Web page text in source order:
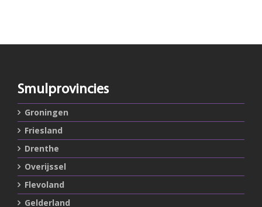
Smulprovincies
Groningen
Friesland
Drenthe
Overijssel
Flevoland
Gelderland